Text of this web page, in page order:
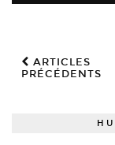
ARTICLES
PRÉCÉDENTS